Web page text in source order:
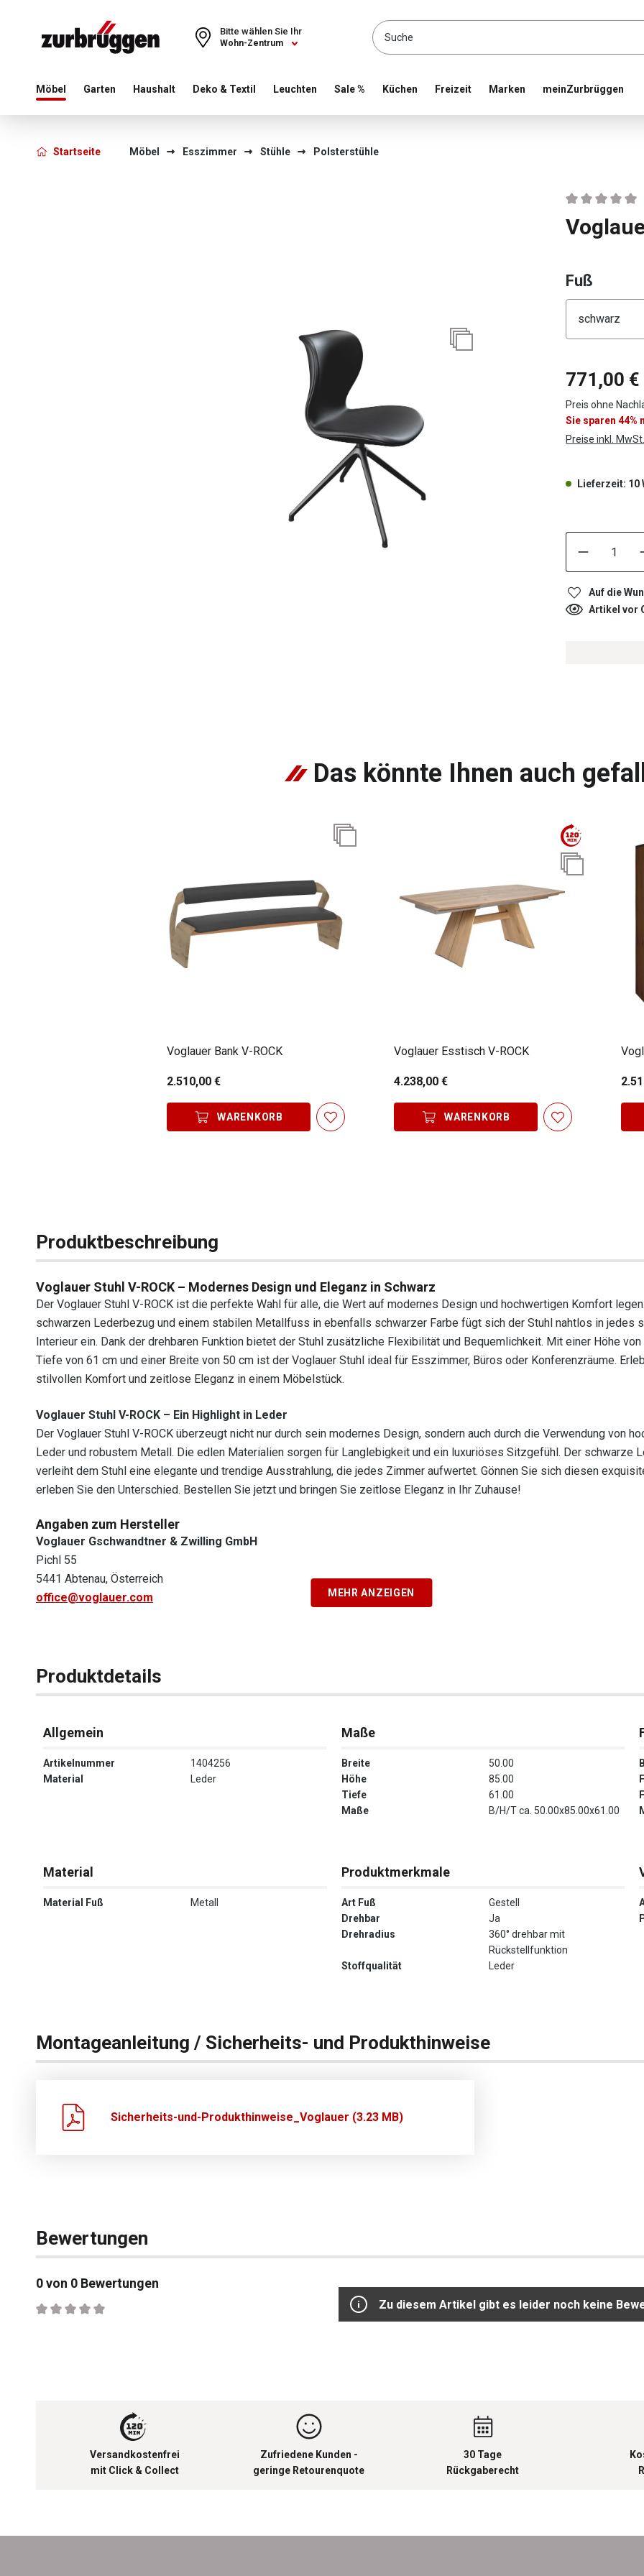
Choose a different country or region to see content for your location and shop online
Wohn-Zentrum
Bitte wählen Sie Ihr
Möbel Garten Haushalt Deko & Textil Leuchten Sale % Küchen Freizeit Marken meinZurbrüggen
Startseite Möbel Esszimmer Stühle Polsterstühle
Fuß
771,00 €
Preis ohne
Sie sparen
Preise inkl.
Lieferzeit: 10
Auf die
Artikel vor
Das könnte Ihnen auch
Voglauer Bank V-ROCK
2.510,00 €
WARENKORB
Voglauer Esstisch V-ROCK
4.238,00 €
WARENKORB
Produktbeschreibung
Voglauer Stuhl V-ROCK – Modernes Design und Eleganz in Schwarz
Der Voglauer Stuhl V-ROCK ist die perfekte Wahl für alle, die Wert auf modernes Design und hochwertigen Komfort
schwarzen Lederbezug und einem stabilen Metallfuss in ebenfalls schwarzer Farbe fügt sich der Stuhl nahtlos in jedes
Interieur ein. Dank der drehbaren Funktion bietet der Stuhl zusätzliche Flexibilität und Bequemlichkeit. Mit einer Höhe von
Tiefe von 61 cm und einer Breite von 50 cm ist der Voglauer Stuhl ideal für Esszimmer, Büros oder Konferenzräume.
stilvollen Komfort und zeitlose Eleganz in einem Möbelstück.
Voglauer Stuhl V-ROCK – Ein Highlight in Leder
Der Voglauer Stuhl V-ROCK überzeugt nicht nur durch sein modernes Design, sondern auch durch die Verwendung von
Leder und robustem Metall. Die edlen Materialien sorgen für Langlebigkeit und ein luxuriöses Sitzgefühl. Der schwarze
verleiht dem Stuhl eine elegante und trendige Ausstrahlung, die jedes Zimmer aufwertet. Gönnen Sie sich diesen
erleben Sie den Unterschied. Bestellen Sie jetzt und bringen Sie zeitlose Eleganz in Ihr Zuhause!
Angaben zum Hersteller
Voglauer Gschwandtner & Zwilling GmbH
Pichl 55
5441 Abtenau, Österreich
office@voglauer.com
MEHR ANZEIGEN
Produktdetails
Allgemein
Artikelnummer
1404256
Material
Leder
Maße
Breite
50.00
Höhe
85.00
Tiefe
61.00
Maße
B/H/T ca. 50.00x85.00x61.00
Material
Material Fuß Metall
Produktmerkmale
Art Fuß
Gestell
Drehbar
Ja
Drehradius
360° drehbar mit
Rückstellfunktion
Stoffqualität
Leder
Montageanleitung / Sicherheits- und Produkthinweise
Sicherheits-und-Produkthinweise_Voglauer (3.23 MB)
Bewertungen
0 von 0 Bewertungen
Durchschnittliche Bewertung von 0 von 5 Sternen
Zu diesem Artikel gibt es leider noch keine
Versandkostenfrei
mit Click & Collect
Zufriedene Kunden -
geringe Retourenquote
30 Tage
Rückgaberecht